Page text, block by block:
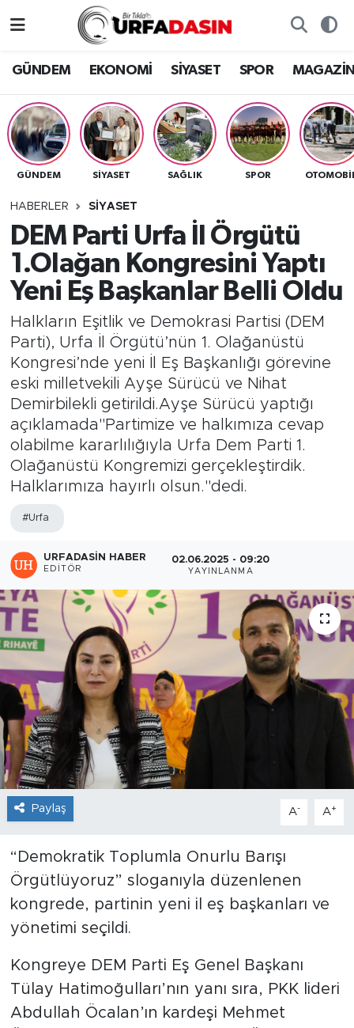
GÜNDEM EKONOMİ SİYASET SPOR
GÜNDEM SİYASET SAĞLIK SPOR
HABERLER SİYASET
DEM Parti Urfa İl Örgütü
1.Olağan Kongresini Yaptı
Yeni Eş Başkanlar Belli Oldu
Halkların Eşitlik ve Demokrasi Partisi (DEM
Parti), Urfa İl Örgütü’nün 1. Olağanüstü
Kongresi’nde yeni İl Eş Başkanlığı görevine
eski milletvekili Ayşe Sürücü ve Nihat
Demirbilekli getirildi.Ayşe Sürücü yaptığı
açıklamada"Partimize ve halkımıza cevap
olabilme kararlılığıyla Urfa Dem Parti 1.
Olağanüstü Kongremizi gerçekleştirdik.
Halklarımıza hayırlı olsun."dedi.
#Urfa
URFADASIN HABER
EDITÖR
02.06.2025 - 09:20
YAYINLANMA
Paylaş A- A+
“Demokratik Toplumla Onurlu Barışı
Örgütlüyoruz” sloganıyla düzenlenen
kongrede, partinin yeni il eş başkanları ve
yönetimi seçildi.
Kongreye DEM Parti Eş Genel Başkanı
Tülay Hatimoğulları’nın yanı sıra, PKK lideri
Abdullah Öcalan’ın kardeşi Mehmet
EKONOMİ
SİYASET
SPOR
SAĞLIK
TEKNOLOJİ
OTOMOBİL
Gizlilik ve Güvenlik Politikası
İletişim
Nöbetçi Eczaneler
Hava Durumu
Namaz Vakitleri
Trafik Durumu
Süper Lig Puan Durumu ve Fikstür
Tüm Manşetler
Son Dakika Haberleri
Haber Arşivi